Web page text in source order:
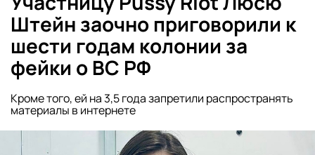
Штейн заочно приговорили к
шести годам колонии за
фейки о ВС РФ
Кроме того, ей на 3,5 года запретили распространять
материалы в интернете